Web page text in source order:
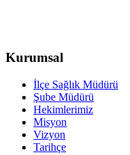
Kurumsal
İlçe Sağlık Müdürü
Şube Müdürü
Hekimlerimiz
Misyon
Vizyon
Tarihçe